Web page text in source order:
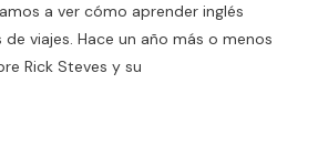
a ver cómo aprender inglés
viajes. Hace un año más o menos
Rick Steves y su